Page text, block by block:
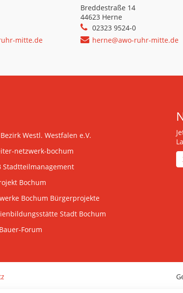
mitte.de
Breddestraße 14
44623 Herne
02323 9524-0
herne@awo-ruhr-mitte.de
Westl. Westfalen e.V.
netzwerk-bochum
Stadtteilmanagement
Bochum
Bochum Bürgerprojekte
Stadt Bochum
Forum